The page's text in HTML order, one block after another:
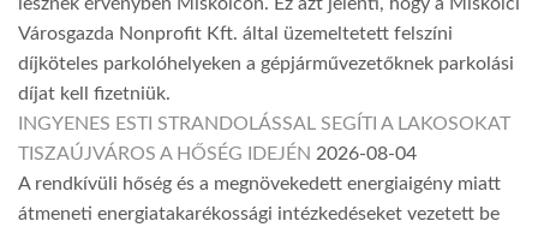
Városgazda Nonprofit Kft. által üzemeltetett felszíni
díjköteles parkolóhelyeken a gépjárművezetőknek parkolási
díjat kell fizetniük.
INGYENES ESTI STRANDOLÁSSAL SEGÍTI A LAKOSOKAT
TISZAÚJVÁROS A HŐSÉG IDEJÉN 2026-08-04
A rendkívüli hőség és a megnövekedett energiaigény miatt
átmeneti energiatakarékossági intézkedéseket vezetett be